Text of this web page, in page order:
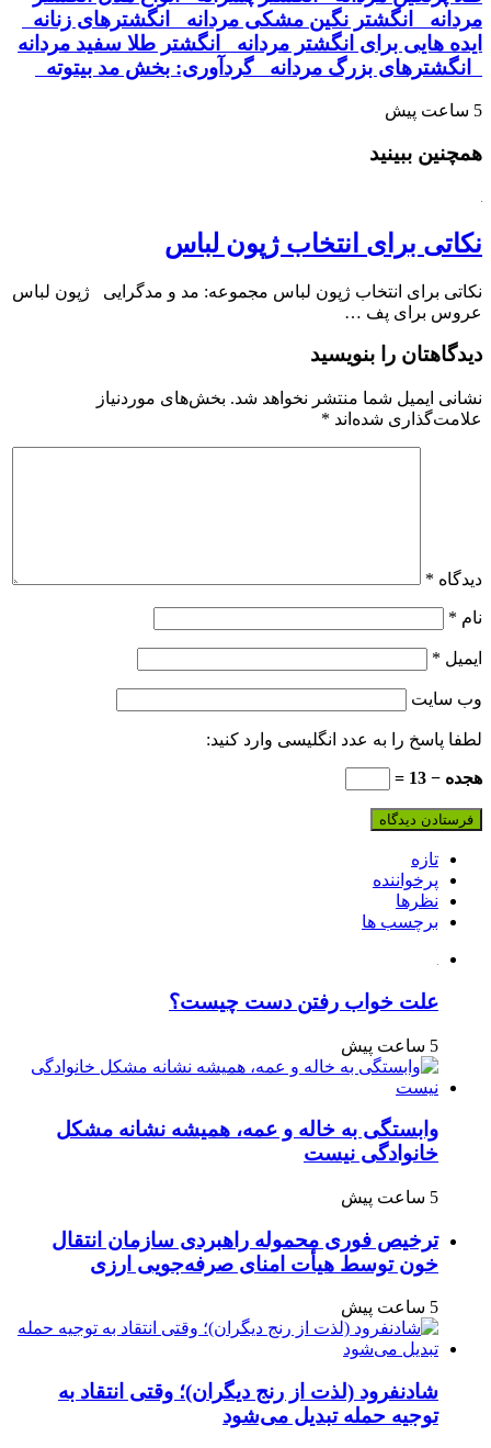
مردانه انگشتر نگین مشکی مردانه انگشترهای زنانه
ایده هایی برای انگشتر مردانه انگشتر طلا سفید مردانه
انگشترهای بزرگ مردانه گردآوری: بخش مد بیتوته
5 ساعت پیش
همچنین ببینید
نکاتی برای انتخاب ژپون لباس
نکاتی برای انتخاب ژپون لباس مجموعه: مد و مدگرایی ژپون لباس
عروس برای پف …
دیدگاهتان را بنویسید
نشانی ایمیل شما منتشر نخواهد شد. بخش‌های موردنیاز
علامت‌گذاری شده‌اند *
دیدگاه *
نام *
ایمیل *
وب‌ سایت
لطفا پاسخ را به عدد انگلیسی وارد کنید:
هجده − 13 =
تازه
پرخواننده
نظرها
برچسب ها
علت خواب رفتن دست چیست؟
5 ساعت پیش
وابستگی به خاله و عمه، همیشه نشانه مشکل
خانوادگی نیست
5 ساعت پیش
ترخیص فوری محموله راهبردی سازمان انتقال
خون توسط هیأت امنای صرفه‌جویی ارزی
5 ساعت پیش
شادنفرود (لذت از رنج دیگران)؛ وقتی انتقاد به
توجیه حمله تبدیل می‌شود